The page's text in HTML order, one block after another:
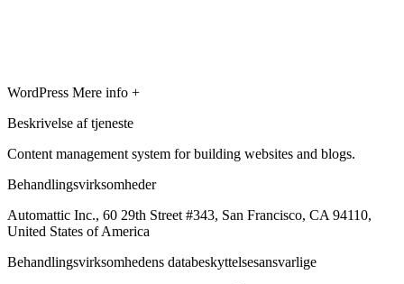
WordPress Mere info +
Beskrivelse af tjeneste
Content management system for building websites and blogs.
Behandlingsvirksomheder
Automattic Inc., 60 29th Street #343, San Francisco, CA 94110,
United States of America
Behandlingsvirksomhedens databeskyttelsesansvarlige